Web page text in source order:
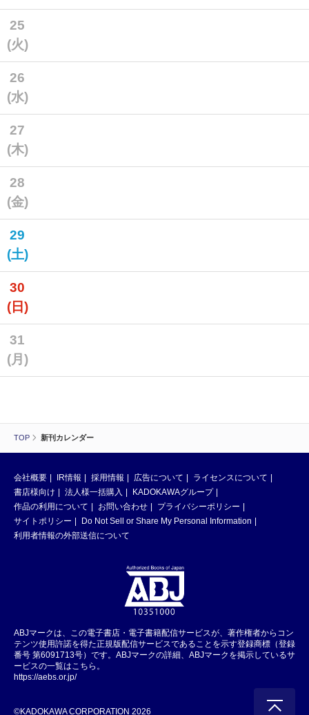
TOP 新刊カレンダー
25
(火)
26
(水)
27
(木)
28
(金)
29
(土)
30
(日)
31
(月)
会社概要 IR情報 採用情報 広告について
ライセンスについて
書店様向け
法人様一括購入
KADOKAWAグループ
作品の利用について
お問い合わせ
プライバシーポリシー
サイトポリシー
Do Not Sell or Share My Personal Information
利用者情報の外部送信について
ABJマークは、この電子書店・電子書籍配信サービスが、著作権者からコン
テンツ使用許諾を得た正規版配信サービスであることを示す登録商標（登録
番号 第6091713号）です。ABJマークの詳細、ABJマークを掲示しているサ
ービスの一覧はこちら。
https://aebs.or.jp/
©KADOKAWA CORPORATION 2026